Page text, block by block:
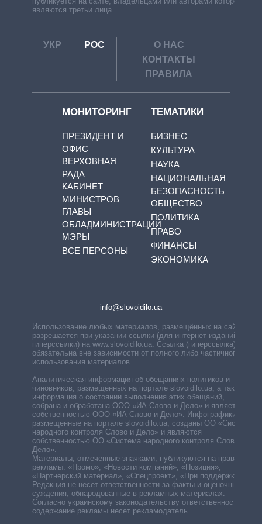
являются третьи лица.
УКР РОС
О НАС
КОНТАКТЫ
ПРАВИЛА
МОНИТОРИНГ
ПРЕЗИДЕНТ И
ОФИС
ВЕРХОВНАЯ
РАДА
КАБИНЕТ
МИНИСТРОВ
ГЛАВЫ
ОБЛАДМИНИСТРАЦИЙ
МЭРЫ
ВСЕ ПЕРСОНЫ
ТЕМАТИКИ
БИЗНЕС
КУЛЬТУРА
НАУКА
НАЦИОНАЛЬНАЯ
БЕЗОПАСНОСТЬ
ОБЩЕСТВО
ПОЛИТИКА
ПРАВО
ФИНАНСЫ
ЭКОНОМИКА
info@slovoidilo.ua
Использование любых материалов, размещённых на сайте,
разрешается при указании ссылки (для интернет-изданий —
гиперссылки) на www.slovoidilo.ua. Ссылка (гиперссылка)
обязательна вне зависимости от полного либо частичного
использования материалов.
Аналитическая информация об обещаниях политиков и
чиновников, размещенных на портале slovoidilo.ua, а также
информация о состоянии выполнения этих обещаний,
собрана и обработана ООО «ИА Слово и Дело» и является
собственностью ООО «ИА Слово и Дело». Инфографики,
размещенные на портале slovoidilo.ua, созданы ОО «Система
народного контроля Слово и Дело» и являются
собственностью ОО «Система народного контроля Слово и
Дело».
Материалы, отмеченные значками, публикуются на правах
рекламы: «Промо», «Новости компаний», «Позиция»,
«Партнерский материал», «Спецпроект», «При поддержке».
Редакция не несет ответственности за факты и оценочные
суждения, обнародованные в рекламных материалах.
Согласно украинскому законодательству ответственность за
содержание рекламы несет рекламодатель.